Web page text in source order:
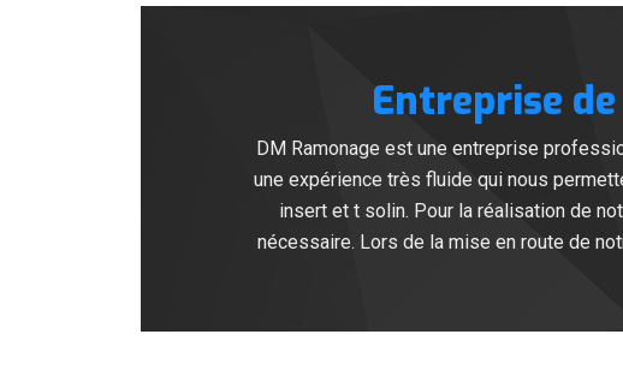
Entreprise
DM Ramonage est une entreprise
une expérience très fluide qui nous
insert et t solin. Pour la réalisation de
nécessaire. Lors de la mise en route de